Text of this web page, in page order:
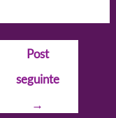
Post
seguinte
→